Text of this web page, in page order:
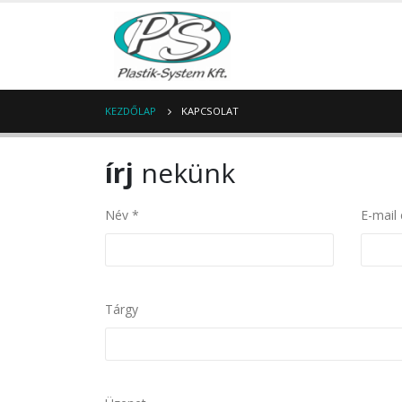
KEZDŐLAP KAPCSOLAT
írj nekünk
Név * E-mail
Tárgy